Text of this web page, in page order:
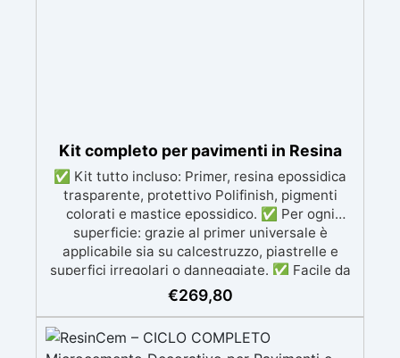
574/2014 - Marcatura CE secondo EN 1504-2 e
relativa Dichiarazione di Prestazione (DoP) ✅
Facile da Usare, miscela i 2 componenti (2 : 1)
comodamente predosati
Kit completo per pavimenti in Resina
✅ Kit tutto incluso: Primer, resina epossidica
trasparente, protettivo Polifinish, pigmenti
colorati e mastice epossidico. ✅ Per ogni
superficie: grazie al primer universale è
applicabile sia su calcestruzzo, piastrelle e
superfici irregolari o danneggiate. ✅ Facile da
applicare: Video Guida completa inclusa, 3
semplici passaggi, dalla preparazione della
superficie alla finitura protettiva antigraffio. ✅
Risultati professionali: Sistema autolivellante,
€269,80